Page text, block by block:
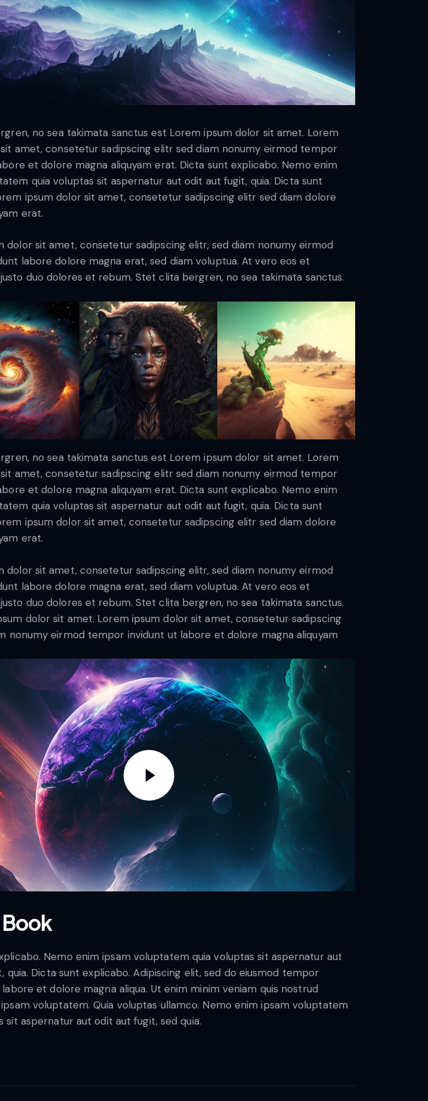
no sea takimata sanctus est Lorem ipsum dolor sit amet. Lorem
amet, consetetur sadipscing elitr sed diam nonumy eirmod tempor
et dolore magna aliquyam erat. Dicta sunt explicabo. Nemo enim
quia voluptas sit aspernatur aut odit aut fugit, quia. Dicta sunt
ipsum dolor sit amet, consetetur sadipscing elitr sed diam dolore
erat.
dolor sit amet, consetetur sadipscing elitr, sed diam nonumy eirmod
labore dolore magna erat, sed diam voluptua. At vero eos et
duo dolores et rebum. Stet clita bergren, no sea takimata sanctus.
no sea takimata sanctus est Lorem ipsum dolor sit amet. Lorem
amet, consetetur sadipscing elitr sed diam nonumy eirmod tempor
et dolore magna aliquyam erat. Dicta sunt explicabo. Nemo enim
quia voluptas sit aspernatur aut odit aut fugit, quia. Dicta sunt
ipsum dolor sit amet, consetetur sadipscing elitr sed diam dolore
erat.
dolor sit amet, consetetur sadipscing elitr, sed diam nonumy eirmod
labore dolore magna erat, sed diam voluptua. At vero eos et
duo dolores et rebum. Stet clita bergren, no sea takimata sanctus.
dolor sit amet. Lorem ipsum dolor sit amet, consetetur sadipscing
nonumy eirmod tempor invidunt ut labore et dolore magna aliquyam
Nemo enim ipsam voluptatem quia voluptas sit aspernatur aut
quia. Dicta sunt explicabo. Adipiscing elit, sed do eiusmod tempor
et dolore magna aliqua. Ut enim minim veniam quis nostrud
voluptatem. Quia voluptas ullamco. Nemo enim ipsam voluptatem
sit aspernatur aut odit aut fugit, sed quia.